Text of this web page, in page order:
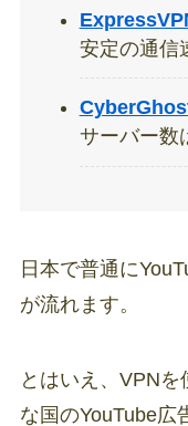
安定の通信
サーバー数
日本で普通に
が流れます。
とはいえ、VPN
な国のYouTube広